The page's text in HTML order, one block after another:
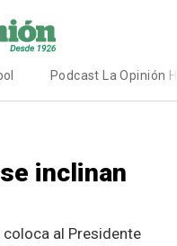
Podcast La Opinión
inclinan
coloca al Presidente